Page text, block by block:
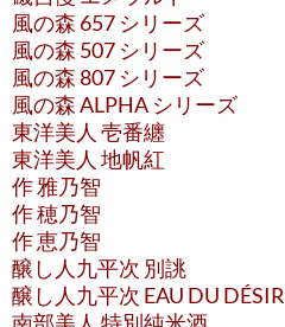
風の森 657 シリーズ
風の森 507 シリーズ
風の森 807 シリーズ
風の森 ALPHA シリーズ
東洋美人 壱番纏
東洋美人 地帆紅
作 雅乃智
作 穂乃智
作 恵乃智
醸し人九平次 別誂
醸し人九平次 EAU DU DÉSIR